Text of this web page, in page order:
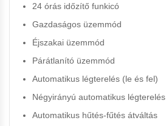
24 órás időzítő funkicó
Gazdaságos üzemmód
Éjszakai üzemmód
Párátlanító üzemmód
Automatikus légterelés (le és fel)
Négyirányú automatikus légterelés
Automatikus hűtés-fűtés átváltás